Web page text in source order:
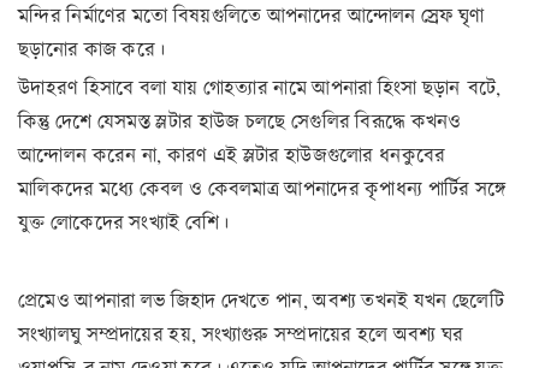
মন্দির নির্মাণের মতো বিষয়গুলিতে আপনাদের আন্দোলন স্রেফ ঘৃণা
ছড়ানোর কাজ করে।
উদাহরণ হিসাবে বলা যায় গোহত্যার নামে আপনারা হিংসা ছড়ান বটে,
কিন্তু দেশে যেসমস্ত স্লটার হাউজ চলছে সেগুলির বিরূদ্ধে কখনও
আন্দোলন করেন না, কারণ এই স্লটার হাউজগুলোর ধনকুবের
মালিকদের মধ্যে কেবল ও কেবলমাত্র আপনাদের কৃপাধন্য পার্টির সঙ্গে
যুক্ত লোকেদের সংখ্যাই বেশি।
প্রেমেও আপনারা লভ জিহাদ দেখতে পান, অবশ্য তখনই যখন ছেলেটি
সংখ্যালঘু সম্প্রদায়ের হয়, সংখ্যাগুরু সম্প্রদায়ের হলে অবশ্য ঘর